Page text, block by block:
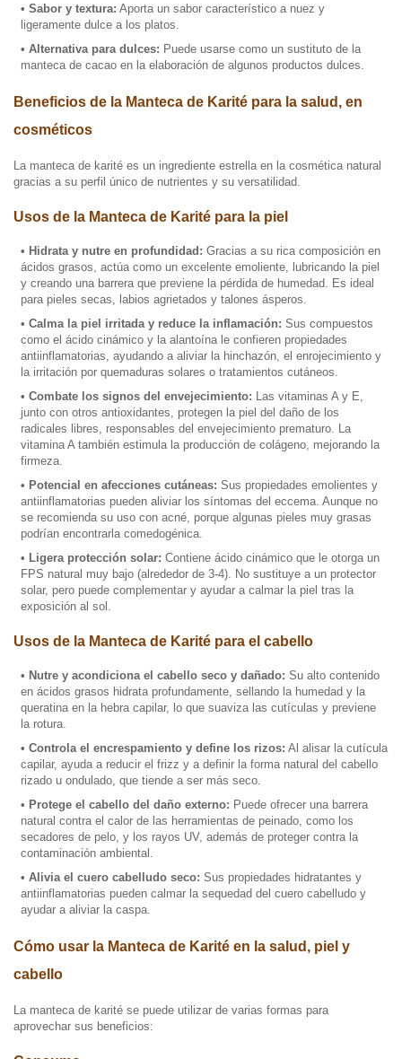
• Sabor y textura: Aporta un sabor característico a nuez y
ligeramente dulce a los platos.
• Alternativa para dulces: Puede usarse como un sustituto de la
manteca de cacao en la elaboración de algunos productos dulces.
Beneficios de la Manteca de Karité para la salud, en
cosméticos
La manteca de karité es un ingrediente estrella en la cosmética natural
gracias a su perfil único de nutrientes y su versatilidad.
Usos de la Manteca de Karité para la piel
• Hidrata y nutre en profundidad: Gracias a su rica composición en
ácidos grasos, actúa como un excelente emoliente, lubricando la piel
y creando una barrera que previene la pérdida de humedad. Es ideal
para pieles secas, labios agrietados y talones ásperos.
• Calma la piel irritada y reduce la inflamación: Sus compuestos
como el ácido cinámico y la alantoína le confieren propiedades
antiinflamatorias, ayudando a aliviar la hinchazón, el enrojecimiento y
la irritación por quemaduras solares o tratamientos cutáneos.
• Combate los signos del envejecimiento: Las vitaminas A y E,
junto con otros antioxidantes, protegen la piel del daño de los
radicales libres, responsables del envejecimiento prematuro. La
vitamina A también estimula la producción de colágeno, mejorando la
firmeza.
• Potencial en afecciones cutáneas: Sus propiedades emolientes y
antiinflamatorias pueden aliviar los síntomas del eccema. Aunque no
se recomienda su uso con acné, porque algunas pieles muy grasas
podrían encontrarla comedogénica.
• Ligera protección solar: Contiene ácido cinámico que le otorga un
FPS natural muy bajo (alrededor de 3-4). No sustituye a un protector
solar, pero puede complementar y ayudar a calmar la piel tras la
exposición al sol.
Usos de la Manteca de Karité para el cabello
• Nutre y acondiciona el cabello seco y dañado: Su alto contenido
en ácidos grasos hidrata profundamente, sellando la humedad y la
queratina en la hebra capilar, lo que suaviza las cutículas y previene
la rotura.
• Controla el encrespamiento y define los rizos: Al alisar la cutícula
capilar, ayuda a reducir el frizz y a definir la forma natural del cabello
rizado u ondulado, que tiende a ser más seco.
• Protege el cabello del daño externo: Puede ofrecer una barrera
natural contra el calor de las herramientas de peinado, como los
secadores de pelo, y los rayos UV, además de proteger contra la
contaminación ambiental.
• Alivia el cuero cabelludo seco: Sus propiedades hidratantes y
antiinflamatorias pueden calmar la sequedad del cuero cabelludo y
ayudar a aliviar la caspa.
Cómo usar la Manteca de Karité en la salud, piel y
cabello
La manteca de karité se puede utilizar de varias formas para
aprovechar sus beneficios: